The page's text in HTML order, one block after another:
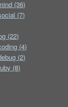
(36)
(7)
(22)
(4)
(2)
(8)